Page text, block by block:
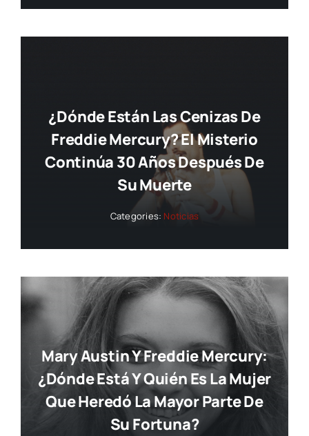
¿Dónde Están Las Cenizas De
Freddie Mercury? El Misterio
Continúa 30 Años Después De
Su Muerte
Categories: Noticias
Mary Austin Y Freddie Mercury:
¿dónde Está Y Quién Es La Mujer
Que Heredó La Mayor Parte De
Su Fortuna?